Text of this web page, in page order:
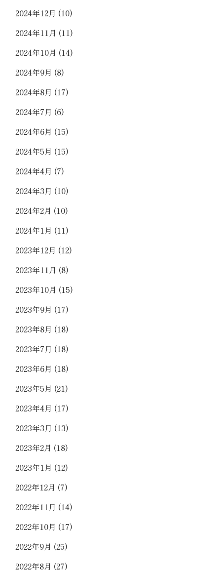
2024年12月 (10)
2024年11月 (11)
2024年10月 (14)
2024年9月 (8)
2024年8月 (17)
2024年7月 (6)
2024年6月 (15)
2024年5月 (15)
2024年4月 (7)
2024年3月 (10)
2024年2月 (10)
2024年1月 (11)
2023年12月 (12)
2023年11月 (8)
2023年10月 (15)
2023年9月 (17)
2023年8月 (18)
2023年7月 (18)
2023年6月 (18)
2023年5月 (21)
2023年4月 (17)
2023年3月 (13)
2023年2月 (18)
2023年1月 (12)
2022年12月 (7)
2022年11月 (14)
2022年10月 (17)
2022年9月 (25)
2022年8月 (27)